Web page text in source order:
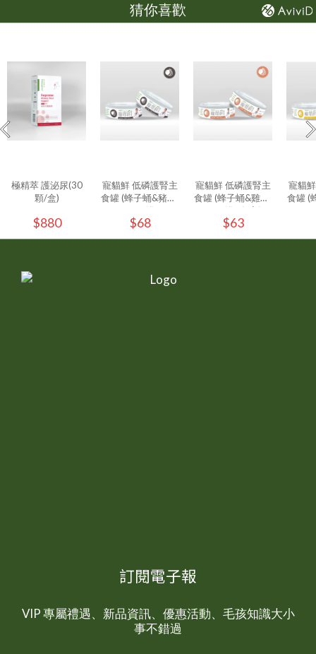
猜你喜歡
極精萃 護泌尿(30
顆/盒)
$880
寵貓鮮 低磷護腎主
食罐 (蜂子蛹&豬肉)
80g/罐
$68
寵貓鮮 低磷護腎主
食罐 (蜂子蛹&雞肉)
80g/罐 - (1入)
$63
寵貓
食罐 (
訂閱電子報
VIP 專屬禮遇、新品資訊、優惠活動、毛孩知識大小
事不錯過